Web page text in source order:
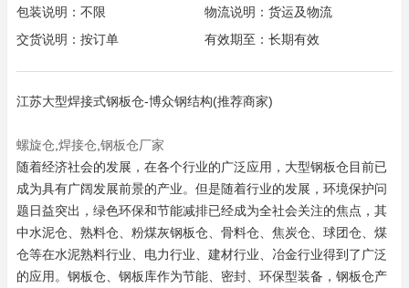
包装说明：不限
物流说明：货运及物流
交货说明：按订单
有效期至：长期有效
江苏大型焊接式钢板仓-博众钢结构(推荐商家)
螺旋仓 焊接仓 钢板仓厂家
随着经济社会的发展，在各个行业的广泛应用，大型钢板仓目前已
成为具有广阔发展前景的产业。但是随着行业的发展，环境保护问
题日益突出，绿色环保和节能减排已经成为全社会关注的焦点，其
中水泥仓、熟料仓、粉煤灰钢板仓、骨料仓、焦炭仓、球团仓、煤
仓等在水泥熟料行业、电力行业、建材行业、冶金行业得到了广泛
的应用。钢板仓、钢板库作为节能、密封、环保型装备， 钢板仓产